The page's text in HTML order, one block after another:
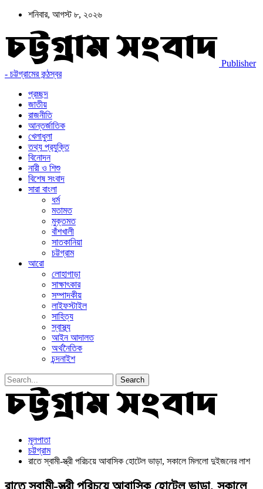
শনিবার, আগস্ট ৮, ২০২৬
Publisher
- চট্টগ্রামের কন্ঠস্বর
প্রচ্ছদ
জাতীয়
রাজনীতি
আন্তর্জাতিক
খেলাধুলা
তথ্য প্রযুক্তি
বিনোদন
নারী ও শিশু
বিশেষ সংবাদ
সারা বাংলা
ধর্ম
মতামত
মুক্তমত
বাঁশখালী
সাতকানিয়া
চট্টগ্রাম
আরো
লোহাগাড়া
সাক্ষাৎকার
সম্পাদকীয়
লাইফস্টাইল
সাহিত্য
স্বাস্থ্য
আইন আদালত
অর্থনৈতিক
চন্দনাইশ
মূলপাতা
চট্টগ্রাম
রাতে স্বামী-স্ত্রী পরিচয়ে আবাসিক হোটেল ভাড়া, সকালে মিললো দুইজনের লাশ